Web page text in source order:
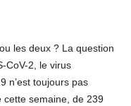
les deux ? La question
CoV-2, le virus
n’est toujours pas
semaine, de 239